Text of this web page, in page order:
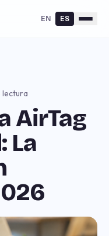
EN ES
lectura
AirTag
La